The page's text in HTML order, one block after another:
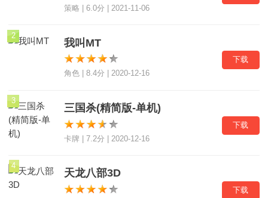
策略 | 6.0分 | 2021-11-06
2
我叫MT
角色 | 8.4分 | 2020-12-16
下载
3
三国杀(精简版-单机)
卡牌 | 7.2分 | 2020-12-16
下载
4
天龙八部3D
下载